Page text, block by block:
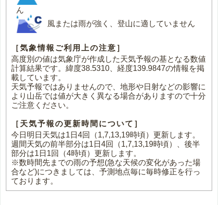
ん
風または雨が強く、登山に適していません
［気象情報ご利用上の注意］
高度別の値は気象庁が作成した天気予報の基となる数値
計算結果です。緯度38.5310、経度139.9847の情報を掲
載しています。
天気予報ではありませんので、地形や日射などの影響に
より山岳では値が大きく異なる場合がありますので十分
ご注意ください。
［天気予報の更新時間について］
今日明日天気は1日4回（1,7,13,19時頃）更新します。
週間天気の前半部分は1日4回（1,7,13,19時頃）、後半
部分は1日1回（4時頃）更新します。
※数時間先までの雨の予想(急な天候の変化があった場
合など)につきましては、予測地点毎に毎時修正を行っ
ております。